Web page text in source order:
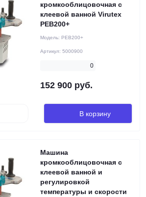
кромкооблицовочная с
клеевой ванной Virutex
PEB200+
Модель: PEB200+
Артикул: 5000900
0
152 900 руб.
В корзину
Машина
кромкооблицовочная с
клеевой ванной и
регулировкой
температуры и скорости